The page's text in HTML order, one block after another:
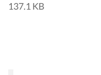
137.1 KB